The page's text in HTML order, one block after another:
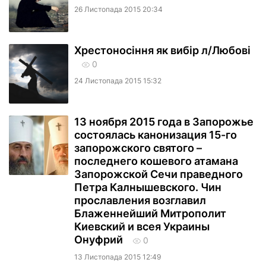
26 Листопада 2015 20:34
Хрестоносіння як вибір л/Любові
0
24 Листопада 2015 15:32
13 ноября 2015 года в Запорожье
состоялась канонизация 15-го
запорожского святого –
последнего кошевого атамана
Запорожской Сечи праведного
Петра Калнышевского. Чин
прославления возглавил
Блаженнейший Митрополит
Киевский и всея Украины
Онуфрий
0
13 Листопада 2015 12:49